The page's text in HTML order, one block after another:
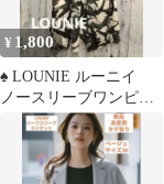
¥ 1,800
♠️ LOUNIE ルーニイ
ノースリーブワンピー
ス 日本製